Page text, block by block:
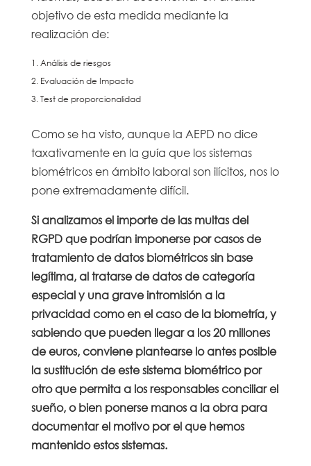
objetivo de esta medida mediante la
realización de:
Análisis de riesgos
Evaluación de Impacto
Test de proporcionalidad
Como se ha visto, aunque la AEPD no dice
taxativamente en la guía que los sistemas
biométricos en ámbito laboral son ilícitos, nos lo
pone extremadamente difícil.
Si analizamos el importe de las multas del
RGPD que podrían imponerse por casos de
tratamiento de datos biométricos sin base
legítima, al tratarse de datos de categoría
especial y una grave intromisión a la
privacidad como en el caso de la biometría, y
sabiendo que pueden llegar a los 20 millones
de euros, conviene plantearse lo antes posible
la sustitución de este sistema biométrico por
otro que permita a los responsables conciliar el
sueño, o bien ponerse manos a la obra para
documentar el motivo por el que hemos
mantenido estos sistemas.